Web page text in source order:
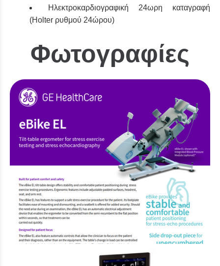
Ηλεκτροκαρδιογραφική 24ωρη καταγραφή
(Holter ρυθμού 24ώρου)
Φωτογραφίες
Λίστα
Ύπτιο εργομετρικό ποδήλατο GE eBike EL
για δοκιμασία κόπωσης